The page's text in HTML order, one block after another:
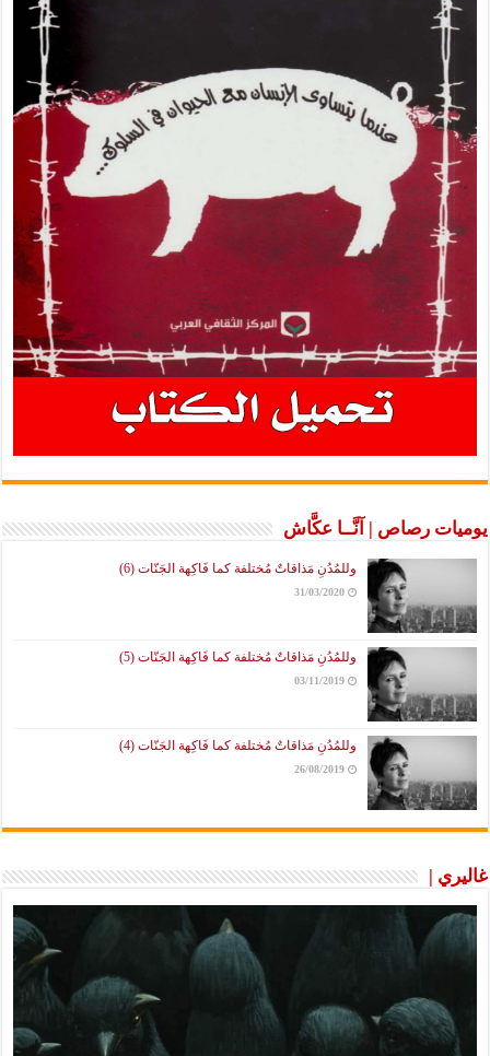
يوميات رصاص | آنَّــا عكَّاش
وللمُدُنِ مَذاقاتٌ مُختلفة كما فَاكِهة الجَنّات (6)
31/03/2020
وللمُدُنِ مَذاقاتٌ مُختلفة كما فَاكِهة الجَنّات (5)
03/11/2019
وللمُدُنِ مَذاقاتٌ مُختلفة كما فَاكِهة الجَنّات (4)
26/08/2019
غاليري |